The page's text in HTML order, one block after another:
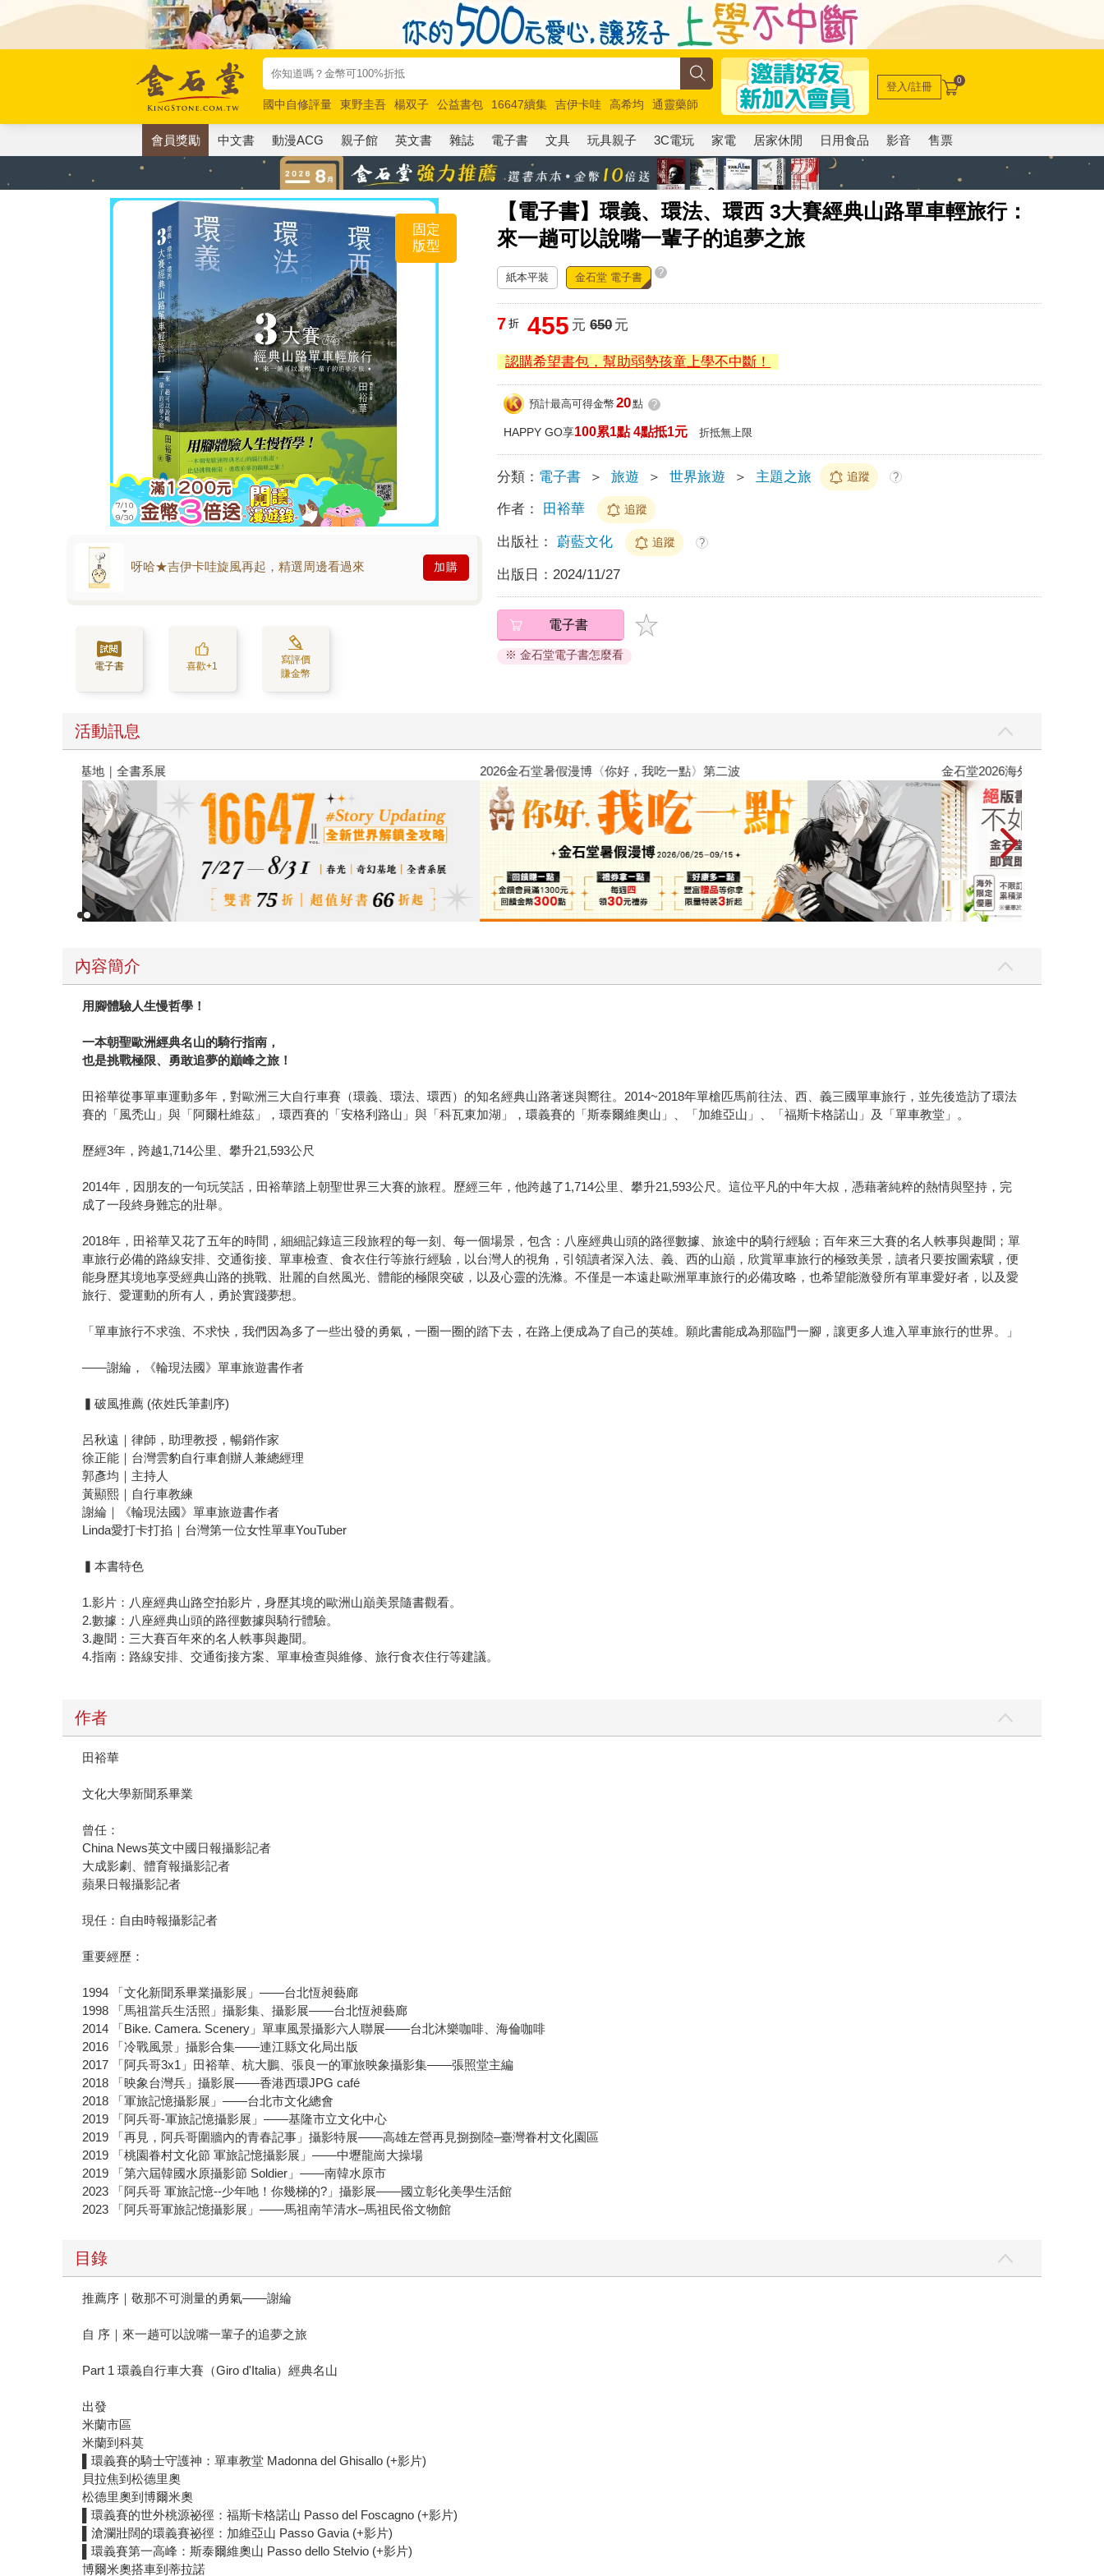
國中自修評量 東野圭吾 楊双子 公益書包 16647續集 吉伊卡哇 高希均
通靈藥師
唯紅花綻放
奧德賽 路邊攤新作 馬斯克 玩具總動員5 超慢跑
登入/註冊 0
會員獎勵 中文書 動漫ACG 親子館 英文書 雜誌 電子書 文具 玩具親子 3C電玩 家電 居家休閒 日用食品 影音 售票
【電子書】環義、環法、環西 3大賽經典山路單車輕旅行：
來一趟可以說嘴一輩子的追夢之旅
固定
版型
呀哈★吉伊卡哇旋風再起，精選周邊看過來 加購
電子書 喜歡+1
寫評價
賺金幣
紙本平裝 金石堂 電子書 ?
7 折 455 元 650元
認購希望書包，幫助弱勢孩童上學不中斷！
預計最高可得金幣 20點 ?
HAPPY GO享100累1點 4點抵1元 折抵無上限
分類： 電子書 ＞ 旅遊 ＞ 世界旅遊 ＞ 主題之旅 追蹤 ?
作者： 田裕華 追蹤
出版社： 蔚藍文化 追蹤 ?
出版日： 2024/11/27
電子書
※ 金石堂電子書怎麼看
活動訊息
春光ｘ奇幻基地｜全書系展 2026金石堂暑假漫博〈你好，我吃一點〉第二波 金石堂2026海
內容簡介
用腳體驗人生慢哲學！
一本朝聖歐洲經典名山的騎行指南，
也是挑戰極限、勇敢追夢的巔峰之旅！
田裕華從事單車運動多年，對歐洲三大自行車賽（環義、環法、環西）的知名經典山路著迷與嚮往。2014~2018年單槍匹馬前往法、西、義三國單車旅行，並先後造訪了環法
賽的「風禿山」與「阿爾杜維茲」，環西賽的「安格利路山」與「科瓦東加湖」，環義賽的「斯泰爾維奧山」、「加維亞山」、「福斯卡格諾山」及「單車教堂」。
歷經3年，跨越1,714公里、攀升21,593公尺
2014年，因朋友的一句玩笑話，田裕華踏上朝聖世界三大賽的旅程。歷經三年，他跨越了1,714公里、攀升21,593公尺。這位平凡的中年大叔，憑藉著純粹的熱情與堅持，完
成了一段終身難忘的壯舉。
2018年，田裕華又花了五年的時間，細細記錄這三段旅程的每一刻、每一個場景，包含：八座經典山頭的路徑數據、旅途中的騎行經驗；百年來三大賽的名人軼事與趣聞；單
車旅行必備的路線安排、交通銜接、單車檢查、食衣住行等旅行經驗，以台灣人的視角，引領讀者深入法、義、西的山巔，欣賞單車旅行的極致美景，讀者只要按圖索驥，便
能身歷其境地享受經典山路的挑戰、壯麗的自然風光、體能的極限突破，以及心靈的洗滌。不僅是一本遠赴歐洲單車旅行的必備攻略，也希望能激發所有單車愛好者，以及愛
旅行、愛運動的所有人，勇於實踐夢想。
「單車旅行不求強、不求快，我們因為多了一些出發的勇氣，一圈一圈的踏下去，在路上便成為了自己的英雄。願此書能成為那臨門一腳，讓更多人進入單車旅行的世界。」
——謝綸，《輪現法國》單車旅遊書作者
▍破風推薦 (依姓氏筆劃序)
呂秋遠｜律師，助理教授，暢銷作家
徐正能｜台灣雲豹自行車創辦人兼總經理
郭彥均｜主持人
黃顯熙｜自行車教練
謝綸｜《輪現法國》單車旅遊書作者
Linda愛打卡打掐｜台灣第一位女性單車YouTuber
▍本書特色
1.影片：八座經典山路空拍影片，身歷其境的歐洲山巔美景隨書觀看。
2.數據：八座經典山頭的路徑數據與騎行體驗。
3.趣聞：三大賽百年來的名人軼事與趣聞。
4.指南：路線安排、交通銜接方案、單車檢查與維修、旅行食衣住行等建議。
作者
田裕華
文化大學新聞系畢業
曾任：
China News英文中國日報攝影記者
大成影劇、體育報攝影記者
蘋果日報攝影記者
現任：自由時報攝影記者
重要經歷：
1994 「文化新聞系畢業攝影展」——台北恆昶藝廊
1998 「馬祖當兵生活照」攝影集、攝影展——台北恆昶藝廊
2014 「Bike. Camera. Scenery」單車風景攝影六人聯展——台北沐樂咖啡、海倫咖啡
2016 「冷戰風景」攝影合集——連江縣文化局出版
2017 「阿兵哥3x1」田裕華、杭大鵬、張良一的軍旅映象攝影集——張照堂主編
2018 「映象台灣兵」攝影展——香港西環JPG café
2018 「軍旅記憶攝影展」——台北市文化總會
2019 「阿兵哥-軍旅記憶攝影展」——基隆市立文化中心
2019 「再見，阿兵哥圍牆內的青春記事」攝影特展——高雄左營再見捌捌陸–臺灣眷村文化園區
2019 「桃園眷村文化節 軍旅記憶攝影展」——中壢龍崗大操場
2019 「第六屆韓國水原攝影節 Soldier」——南韓水原市
2023 「阿兵哥 軍旅記憶--少年吔！你幾梯的?」攝影展——國立彰化美學生活館
2023 「阿兵哥軍旅記憶攝影展」——馬祖南竿清水–馬祖民俗文物館
目錄
推薦序｜敬那不可測量的勇氣——謝綸
自 序｜來一趟可以說嘴一輩子的追夢之旅
Part 1 環義自行車大賽（Giro d'Italia）經典名山
出發
米蘭市區
米蘭到科莫
▌環義賽的騎士守護神：單車教堂 Madonna del Ghisallo (+影片)
貝拉焦到松德里奧
松德里奧到博爾米奧
▌環義賽的世外桃源祕徑：福斯卡格諾山 Passo del Foscagno (+影片)
▌滄瀾壯闊的環義賽祕徑：加維亞山 Passo Gavia (+影片)
▌環義賽第一高峰：斯泰爾維奧山 Passo dello Stelvio (+影片)
博爾米奧搭車到蒂拉諾